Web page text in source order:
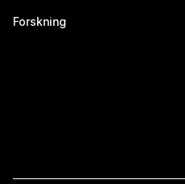
Forskning